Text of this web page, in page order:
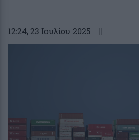
12:24, 23 Ιουλίου 2025 ||